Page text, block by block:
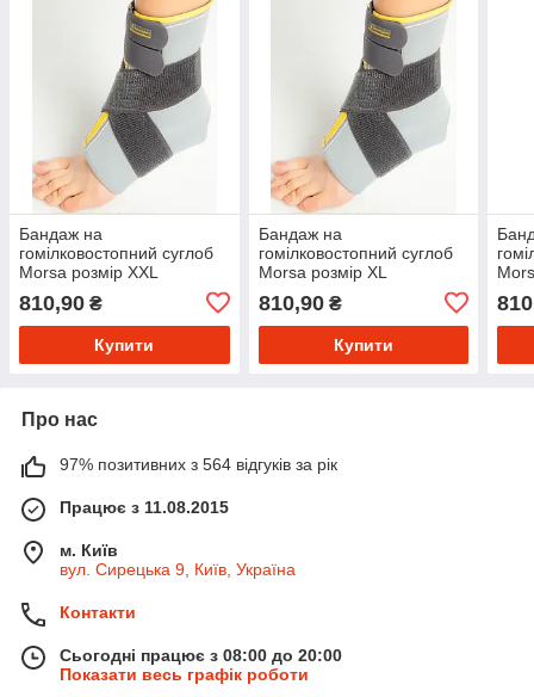
Бандаж на
гомілковостопний суглоб
Morsa розмір XXL
810,90 ₴
Купити
Бандаж на
гомілковостопний суглоб
Morsa розмір XL
810,90₴
Купити
Про нас
97% позитивних з 564 відгуків за рік
Працює з 11.08.2015
м. Київ
вул. Сирецька 9, Київ, Україна
Контакти
Сьогодні працює з 08:00 до 20:00
Показати весь графік роботи